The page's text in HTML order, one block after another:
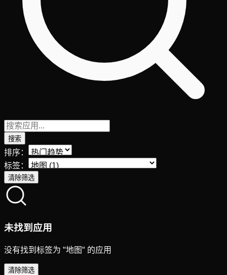
搜索
排序：
标签：
清除筛选
未找到应用
没有找到标签为 "地图" 的应用
清除筛选